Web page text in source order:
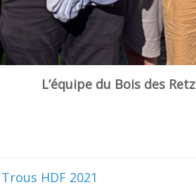
L’équipe du Bois des Retz
HDF 2021